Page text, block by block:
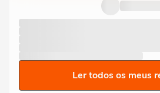
Ler todos os meus